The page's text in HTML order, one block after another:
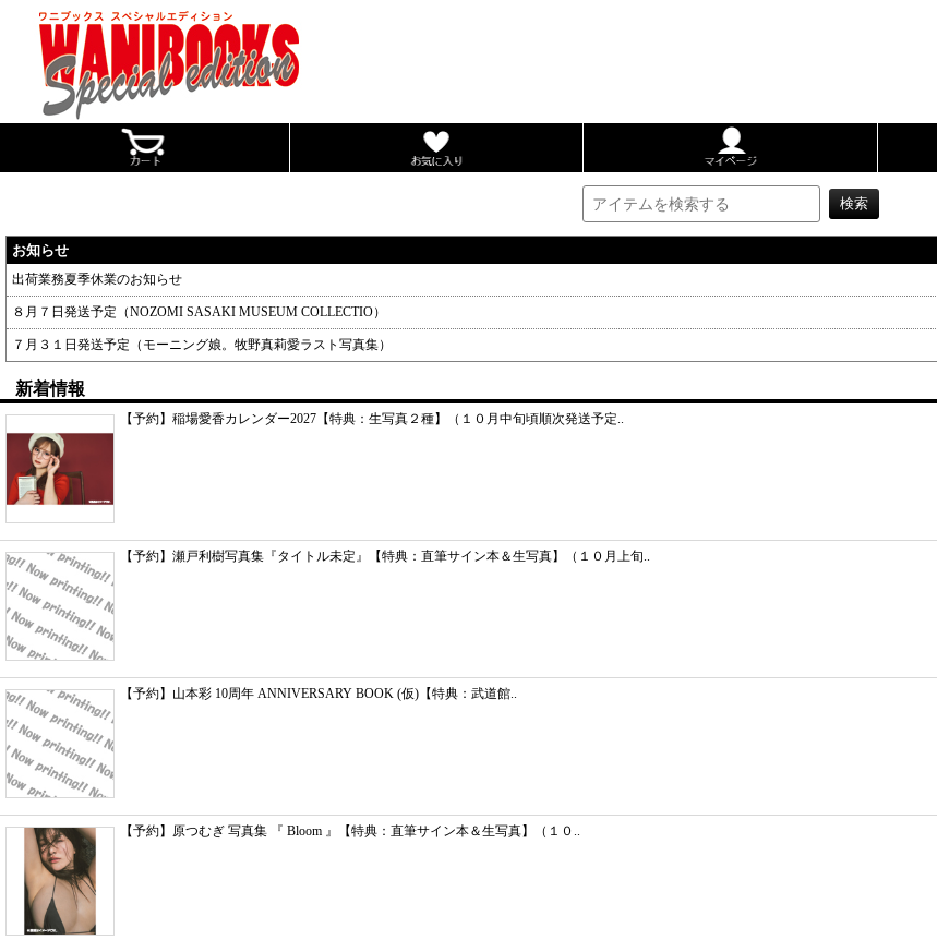
お知らせ
出荷業務夏季休業のお知らせ
８月７日発送予定（NOZOMI SASAKI MUSEUM COLLECTIO）
７月３１日発送予定（モーニング娘。牧野真莉愛ラスト写真集）
新着情報
【予約】稲場愛香カレンダー2027【特典：生写真２種】（１０月中旬頃順次発送予定..
【予約】瀬戸利樹写真集『タイトル未定』【特典：直筆サイン本＆生写真】（１０月上旬..
【予約】山本彩 10周年 ANNIVERSARY BOOK (仮)【特典：武道館..
【予約】原つむぎ 写真集 『 Bloom 』【特典：直筆サイン本＆生写真】（１０..